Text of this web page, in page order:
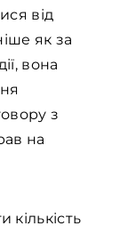
від
як за
вона
з
на